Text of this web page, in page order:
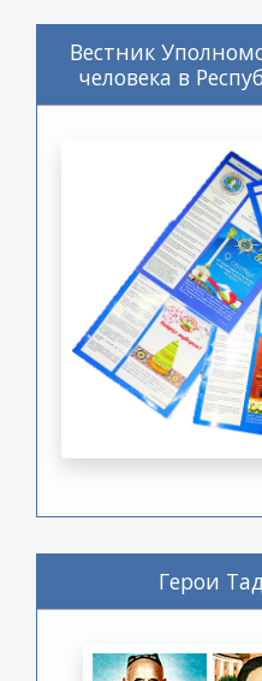
Вестник
человека в
Герои